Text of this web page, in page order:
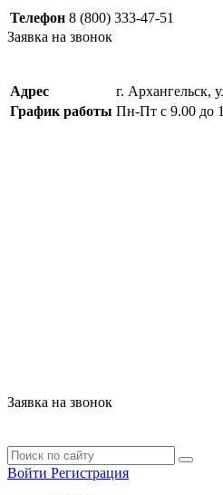
Телефон 8 (800) 333-47-51
Заявка на звонок
Адрес
г. Архангельск,
График работы Пн-Пт с 9.00 до
Заявка на звонок
Войти Регистрация